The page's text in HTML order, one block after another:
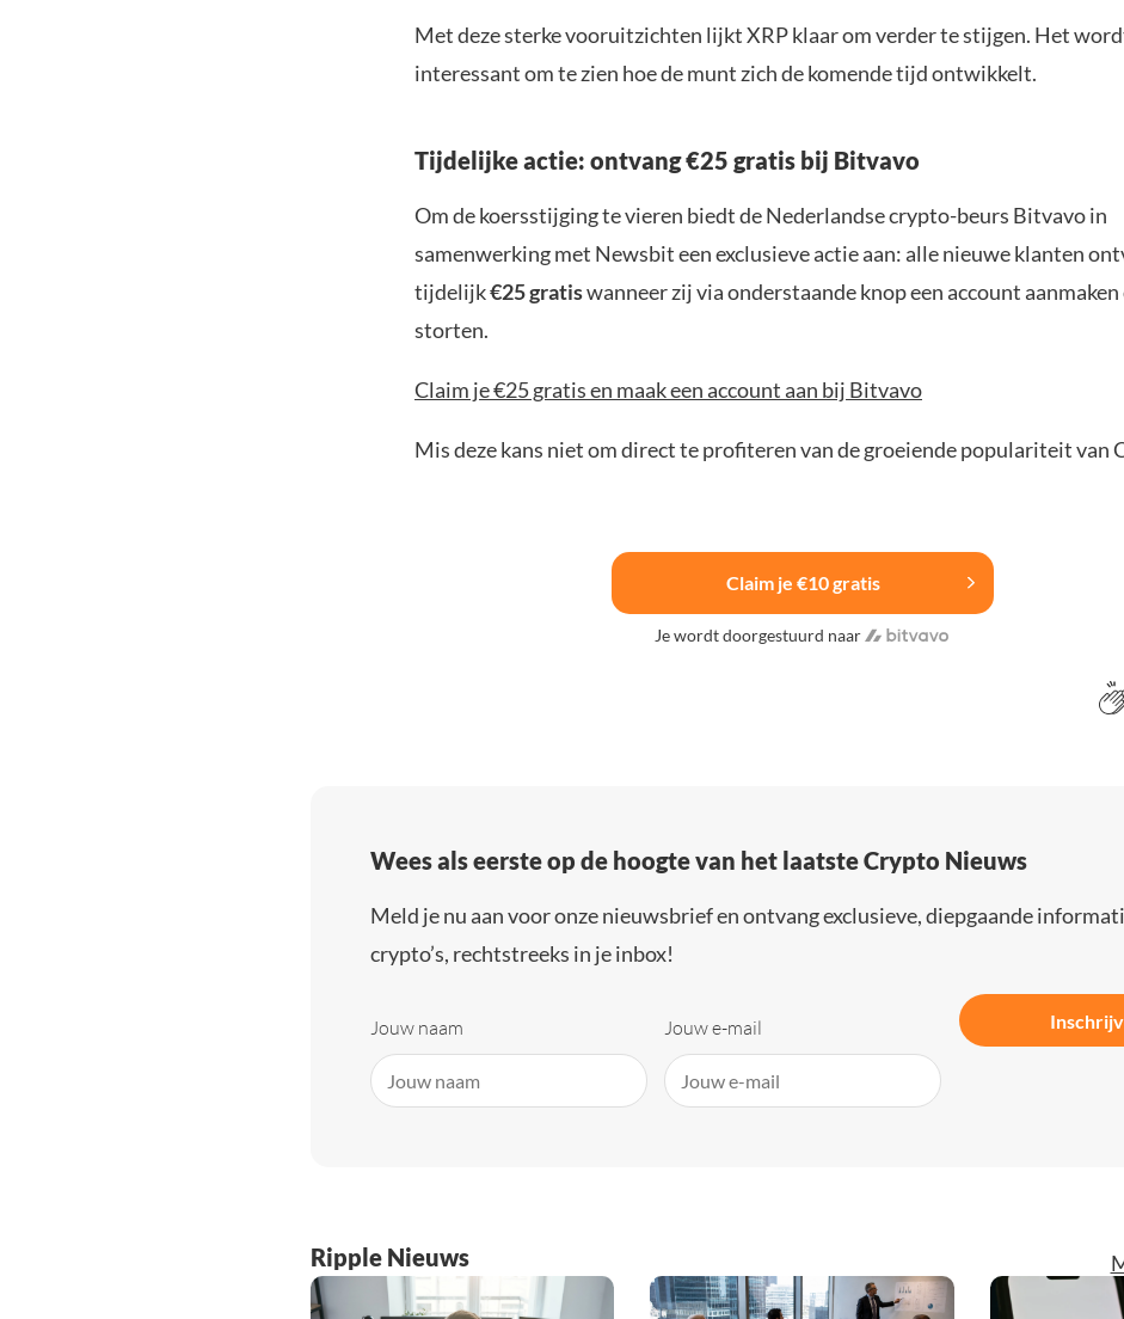
Met deze sterke vooruitzichten lijkt XRP klaar om verder te stijgen. Het
interessant om te zien hoe de munt zich de komende tijd ontwikkelt.
Tijdelijke actie: ontvang €25 gratis bij Bitvavo
Om de koersstijging te vieren biedt de Nederlandse crypto-beurs Bitvavo in
samenwerking met Newsbit een exclusieve actie aan: alle nieuwe klanten
tijdelijk€25 gratiswanneer zij via onderstaande knop een account aanmaken
storten.
Claim je €25 gratis en maak een account aan bij Bitvavo
Mis deze kans niet om direct te profiteren van de groeiende populariteit van
Claim je €10 gratis
Je wordt doorgestuurd naar
Wees als eerste op de hoogte van het laatste Crypto Nieuws
Meld je nu aan voor onze nieuwsbrief en ontvang exclusieve, diepgaande
crypto’s, rechtstreeks in je inbox!
Jouw naam Jouw e-mail
Ripple Nieuws